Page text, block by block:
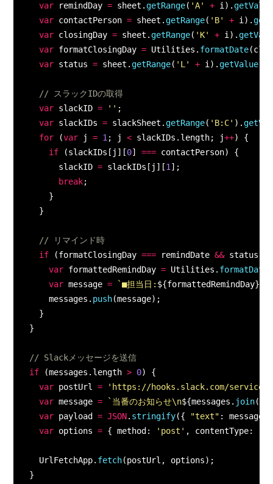
var remindDay = sheet .getRange( 'A' + i ) .getValue
var contactPerson = sheet .getRange( 'B' + i ) .
var closingDay = sheet .getRange( 'K' + i ) .
var formatClosingDay = Utilities . formatDate(
var status = sheet .getRange( 'L' + i ) .getValue
// スラックIDの取得
var slackID = '' ;
var slackIDs = slackSheet .getRange( 'B:C' ) .
for
(var j = 1 ; j < slackIDs . length; j++)
{
if
(slackIDs [ j ] [0] === contactPerson)
{
        slackID
= slackIDs [ j ] [1 ] ;
break;
}
}
// リマインド時
if
(formatClosingDay === remindDate && status
var formattedRemindDay = Utilities . formatDate
var message = `■担当日: ${formattedRemindDay}
      messages
. push(message) ;
}
}
// Slackメッセージを送信
if
(messages . length > 0)
{
var postUrl =
'https://hooks.slack.com/services/
var message = `当番のお知らせ\n${messages . join(
var payload = JSON. stringify({ "text" : message
var options = { method : 'post' , contentType:
    UrlFetchApp
. fetch(postUrl , options) ;
}